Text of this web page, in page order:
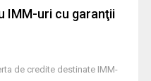
IMM-uri cu garanţii
de credite destinate IMM-